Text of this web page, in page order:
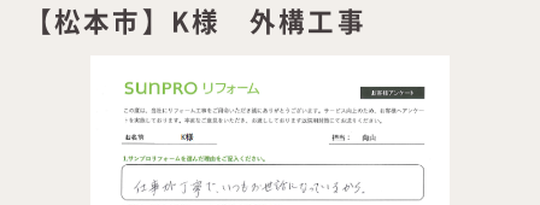
【松本市】K様 外構工事